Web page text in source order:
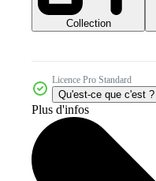
Collection
Licence Pro Standard
Qu'est-ce que c'est ?
Plus d'infos